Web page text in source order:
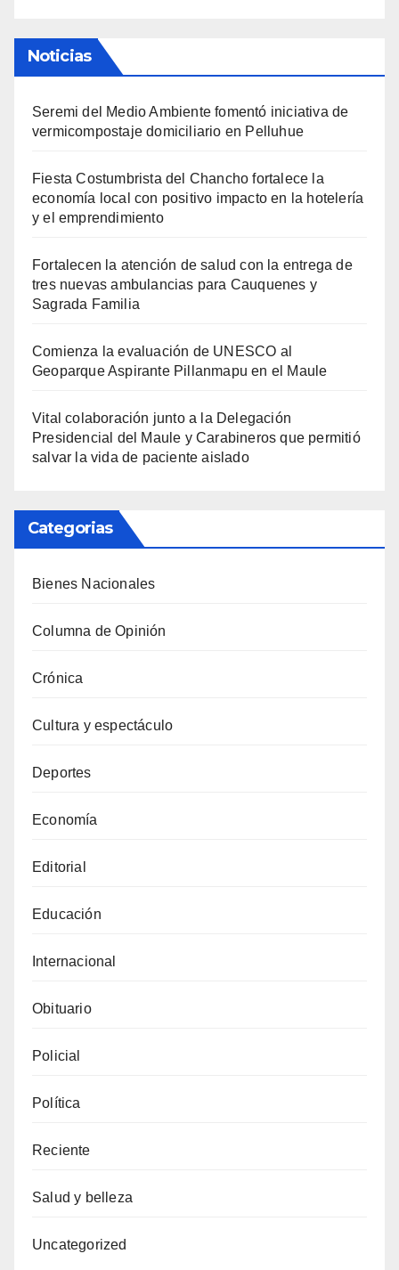
Noticias
Seremi del Medio Ambiente fomentó iniciativa de
vermicompostaje domiciliario en Pelluhue
Fiesta Costumbrista del Chancho fortalece la
economía local con positivo impacto en la hotelería
y el emprendimiento
Fortalecen la atención de salud con la entrega de
tres nuevas ambulancias para Cauquenes y
Sagrada Familia
Comienza la evaluación de UNESCO al
Geoparque Aspirante Pillanmapu en el Maule
Vital colaboración junto a la Delegación
Presidencial del Maule y Carabineros que permitió
salvar la vida de paciente aislado
Categorias
Bienes Nacionales
Columna de Opinión
Crónica
Cultura y espectáculo
Deportes
Economía
Editorial
Educación
Internacional
Obituario
Policial
Política
Reciente
Salud y belleza
Uncategorized